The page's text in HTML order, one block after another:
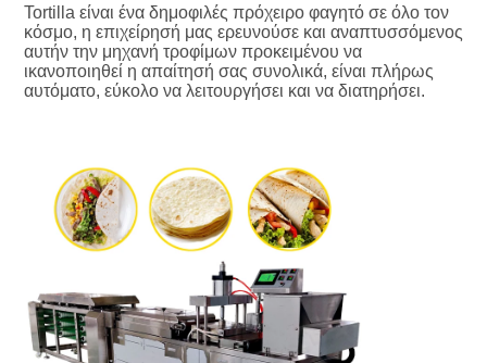
Tortilla είναι ένα δημοφιλές πρόχειρο φαγητό σε όλο τον
κόσμο, η επιχείρησή μας ερευνούσε και αναπτυσσόμενος
αυτήν την μηχανή τροφίμων προκειμένου να
ικανοποιηθεί η απαίτησή σας συνολικά, είναι πλήρως
αυτόματο, εύκολο να λειτουργήσει και να διατηρήσει.